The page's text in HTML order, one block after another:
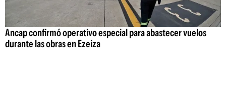
Ancap confirmó operativo especial para abastecer vuelos
durante las obras en Ezeiza